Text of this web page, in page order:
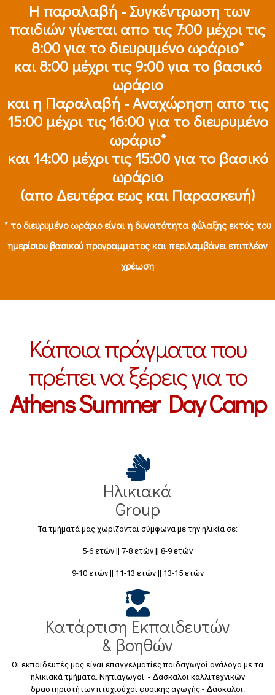
Η παραλαβή - Συγκέντρωση των
παιδιών γίνεται απο τις 7:00 μέχρι τις
8:00 για το διευρυμένο ωράριο*
και 8:00 μέχρι τις 9:00 για το βασικό
ωράριο
και η Παραλαβή - Αναχώρηση απο τις
15:00 μέχρι τις 16:00 για το διευρυμένο
ωράριο*
και 14:00 μέχρι τις 15:00 για το βασικό
ωράριο
(απο Δευτέρα εως και Παρασκευή)
* το διευρυμένο ωράριο είναι η δυνατότητα φύλαξης εκτός του
ημερίσιου βασικού προγραμματος και περιλαμβάνει επιπλέον
χρέωση
Κάποια πράγματα που
πρέπει να ξέρεις για το
Athens Summer Day Camp
Ηλικιακά
Group
Τα τμήματά μας χωρίζονται σύμφωνα με την ηλικία σε:
5-6 ετών || 7-8 ετών || 8-9 ετών
9-10 ετών || 11-13 ετών || 13-15 ετών
Κατάρτιση Εκπαιδευτών
& βοηθών
Οι εκπαιδευτές μας είναι επαγγελματίες παιδαγωγοί ανάλογα με τα
ηλικιακά τμήματα. Νηπιαγωγοί - Δάσκαλοι καλλιτεχνικών
δραστηριοτήτων πτυχιούχοι φυσικής αγωγής - Δάσκαλοι.